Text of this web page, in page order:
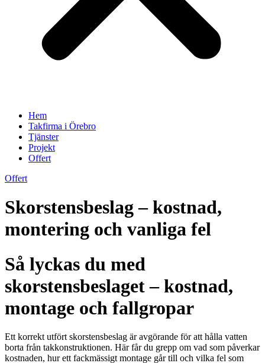
Hem
Takfirma i Örebro
Tjänster
Projekt
Offert
Offert
Skorstensbeslag – kostnad,
montering och vanliga fel
Så lyckas du med
skorstensbeslaget – kostnad,
montage och fallgropar
Ett korrekt utfört skorstensbeslag är avgörande för att hålla vatten
borta från takkonstruktionen. Här får du grepp om vad som påverkar
kostnaden, hur ett fackmässigt montage går till och vilka fel som